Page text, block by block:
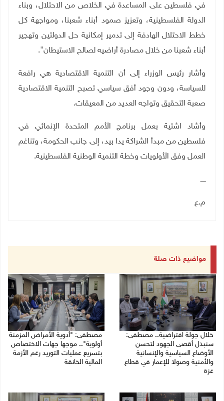
في فلسطين على المساعدة في الخلاص من الاحتلال، وبناء
الدولة الفلسطينية، وتعزيز صمود أبناء شعبنا، ومواجهة كل
خطط الاحتلال الهادفة إلى تدمير إمكانية حل الدولتين وتهجير
أبناء شعبنا من خلال مصادرة أراضيه لصالح الاستيطان".
وأشار رئيس الوزراء إلى أن التنمية الاقتصادية هي رافعة
للسياسة، ودون وجود أفق سياسي تصبح التنمية الاقتصادية
صعبة التحقيق وتواجه العديد من المعيقات.
وأشاد اشتية بعمل برنامج الأمم المتحدة الإنمائي في
فلسطين من مبدأ الشراكة يدا بيد، إلى جانب الحكومة، وتناغم
العمل وفق الأولويات وخطة التنمية الوطنية الفلسطينية.
ـــــ
م.ع
مواضيع ذات صلة
خلال جولة افتراضية.. مصطفى:
سنبذل أقصى الجهود لتحسن
الأوضاع السياسية والإنسانية
والأمنية وصولا للإعمار في قطاع
غزة
مصطفى: "أدوية الأمراض المزمنة
أولوية".. موجها جهات الاختصاص
بتسريع عمليات التوريد رغم الأزمة
المالية الخانقة